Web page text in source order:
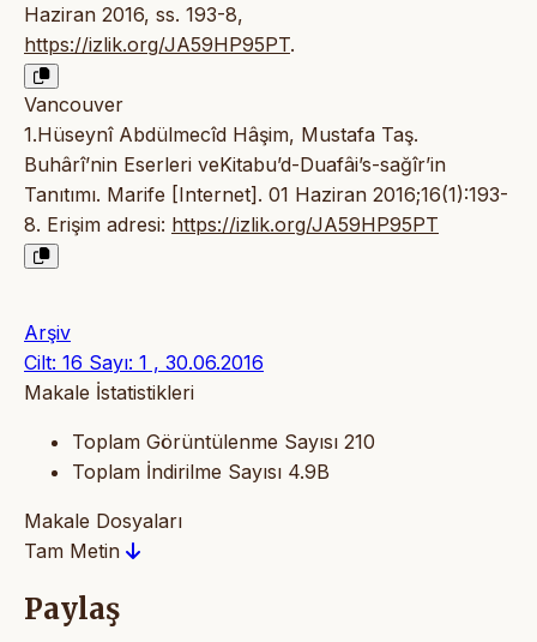
Haziran 2016, ss. 193-8,
https://izlik.org/JA59HP95PT.
Vancouver
1.Hüseynî Abdülmecîd Hâşim, Mustafa Taş.
Buhârî’nin Eserleri veKitabu’d-Duafâi’s-sağîr’in
Tanıtımı. Marife [Internet]. 01 Haziran 2016;16(1):193-
8. Erişim adresi: https://izlik.org/JA59HP95PT
Arşiv
Cilt: 16 Sayı: 1 , 30.06.2016
Makale İstatistikleri
Toplam Görüntülenme Sayısı 210
Toplam İndirilme Sayısı 4.9B
Makale Dosyaları
Tam Metin
Paylaş